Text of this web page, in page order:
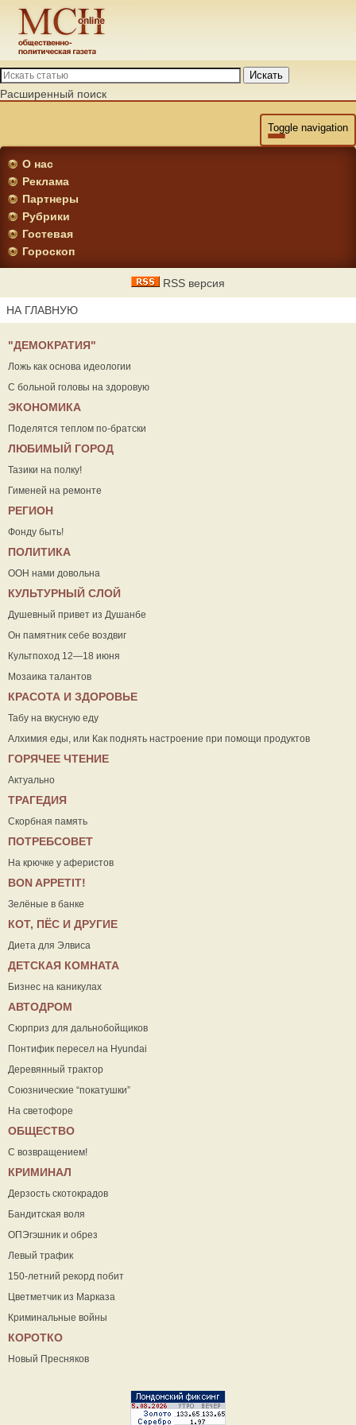
Искать
Расширенный поиск
Toggle navigation
О нас
Реклама
Партнеры
Рубрики
Гостевая
Гороскоп
RSS версия
НА ГЛАВНУЮ
"ДЕМОКРАТИЯ"
Ложь как основа идеологии
С больной головы на здоровую
ЭКОНОМИКА
Поделятся теплом по-братски
ЛЮБИМЫЙ ГОРОД
Тазики на полку!
Гименей на ремонте
РЕГИОН
Фонду быть!
ПОЛИТИКА
ООН нами довольна
КУЛЬТУРНЫЙ СЛОЙ
Душевный привет из Душанбе
Он памятник себе воздвиг
Культпоход 12—18 июня
Мозаика талантов
КРАСОТА И ЗДОРОВЬЕ
Табу на вкусную еду
Алхимия еды, или Как поднять настроение при помощи продуктов
ГОРЯЧЕЕ ЧТЕНИЕ
Актуально
ТРАГЕДИЯ
Скорбная память
ПОТРЕБСОВЕТ
На крючке у аферистов
ВON APPETIT!
Зелёные в банке
КОТ, ПЁС И ДРУГИЕ
Диета для Элвиса
ДЕТСКАЯ КОМНАТА
Бизнес на каникулах
АВТОДРОМ
Сюрприз для дальнобойщиков
Понтифик пересел на Hyundai
Деревянный трактор
Союзнические “покатушки”
На светофоре
ОБЩЕСТВО
С возвращением!
КРИМИНАЛ
Дерзость скотокрадов
Бандитская воля
ОПЭгэшник и обрез
Левый трафик
150-летний рекорд побит
Цветметчик из Марказа
Криминальные войны
КОРОТКО
Новый Пресняков